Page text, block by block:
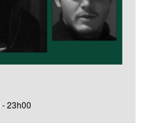
-23h00